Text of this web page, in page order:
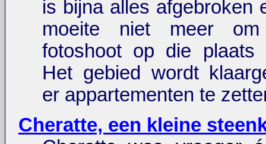
is bijna alles afgebroken
moeite niet meer
fotoshoot op die plaats
Het gebied wordt
er appartementen te
Cheratte, een kleine